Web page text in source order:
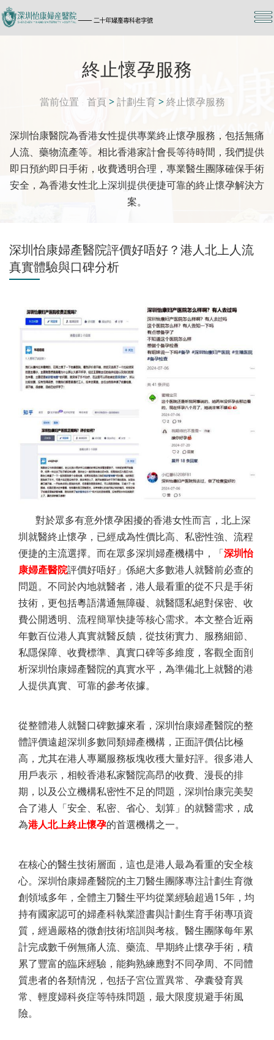
終止懷孕服務
當前位置 首頁 >計劃生育>終止懷孕服務
深圳怡康醫院為香港女性提供專業終止懷孕服務，包括無痛
人流、藥物流產等。相比香港家計會長等待時間，我們提供
即日預約即日手術，收費透明合理，專業醫生團隊確保手術
安全，為香港女性北上深圳提供便捷可靠的終止懷孕解決方
案。
深圳怡康婦產醫院評價好唔好？港人北上人流
真實體驗與口碑分析
對於眾多有意外懷孕困擾的香港女性而言，北上深
圳就醫終止懷孕，已經成為性價比高、私密性強、流程
便捷的主流選擇。而在眾多深圳婦產機構中，「深圳怡
康婦產醫院評價好唔好」係絕大多數港人就醫前必查的
問題。不同於內地就醫者，港人最看重的從不只是手術
技術，更包括粵語溝通無障礙、就醫隱私絕對保密、收
費公開透明、流程簡單快捷等核心需求。本文整合近兩
年數百位港人真實就醫反饋，從技術實力、服務細節、
私隱保障、收費標準、真實口碑等多維度，客觀全面剖
析深圳怡康婦產醫院的真實水平，為準備北上就醫的港
人提供真實、可靠的參考依據。
從整體港人就醫口碑數據來看，深圳怡康婦產醫院的整
體評價遠超深圳多數同類婦產機構，正面評價佔比極
高，尤其在港人專屬服務板塊收穫大量好評。很多港人
用戶表示，相較香港私家醫院高昂的收費、漫長的排
期，以及公立機構私密性不足的問題，深圳怡康完美契
合了港人「安全、私密、省心、划算」的就醫需求，成
為港人北上終止懷孕的首選機構之一。
在核心的醫生技術層面，這也是港人最為看重的安全核
心。深圳怡康婦產醫院的主刀醫生團隊專注計劃生育微
創領域多年，全體主刀醫生平均從業經驗超過15年，均
持有國家認可的婦產科執業證書與計劃生育手術專項資
質，經過嚴格的微創技術培訓與考核。醫生團隊每年累
計完成數千例無痛人流、藥流、早期終止懷孕手術，積
累了豐富的臨床經驗，能夠熟練應對不同孕周、不同體
質患者的各類情況，包括子宮位置異常、孕囊發育異
常、輕度婦科炎症等特殊問題，最大限度規避手術風
險。